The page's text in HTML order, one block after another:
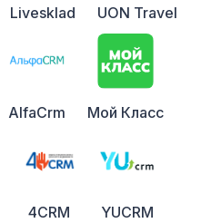
Livesklad UON Travel
AlfaCrm Мой Класс
4CRM YUCRM